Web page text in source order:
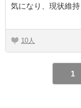
気になり、現状維持
10
1